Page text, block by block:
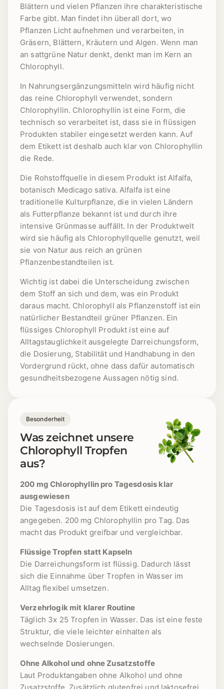
Blättern und vielen Pflanzen ihre charakteristische
Farbe gibt. Man findet ihn überall dort, wo
Pflanzen Licht aufnehmen und verarbeiten, in
Gräsern, Blättern, Kräutern und Algen. Wenn man
an sattgrüne Natur denkt, denkt man im Kern an
Chlorophyll.
In Nahrungsergänzungsmitteln wird häufig nicht
das reine Chlorophyll verwendet, sondern
Chlorophyllin. Chlorophyllin ist eine Form, die
technisch so verarbeitet ist, dass sie in flüssigen
Produkten stabiler eingesetzt werden kann. Auf
dem Etikett ist deshalb auch klar von Chlorophyllin
die Rede.
Die Rohstoffquelle in diesem Produkt ist Alfalfa,
botanisch Medicago sativa. Alfalfa ist eine
traditionelle Kulturpflanze, die in vielen Ländern
als Futterpflanze bekannt ist und durch ihre
intensive Grünmasse auffällt. In der Produktwelt
wird sie häufig als Chlorophyllquelle genutzt, weil
sie von Natur aus reich an grünen
Pflanzenbestandteilen ist.
Wichtig ist dabei die Unterscheidung zwischen
dem Stoff an sich und dem, was ein Produkt
daraus macht. Chlorophyll als Pflanzenstoff ist ein
natürlicher Bestandteil grüner Pflanzen. Ein
flüssiges Chlorophyll Produkt ist eine auf
Alltagstauglichkeit ausgelegte Darreichungsform,
die Dosierung, Stabilität und Handhabung in den
Vordergrund rückt, ohne dass dafür automatisch
gesundheitsbezogene Aussagen nötig sind.
Besonderheit
Was zeichnet unsere
Chlorophyll Tropfen
aus?
200 mg Chlorophyllin pro Tagesdosis klar
ausgewiesen
Die Tagesdosis ist auf dem Etikett eindeutig
angegeben. 200 mg Chlorophyllin pro Tag. Das
macht das Produkt greifbar und vergleichbar.
Flüssige Tropfen statt Kapseln
Die Darreichungsform ist flüssig. Dadurch lässt
sich die Einnahme über Tropfen in Wasser im
Alltag flexibel umsetzen.
Verzehrlogik mit klarer Routine
Täglich 3x 25 Tropfen in Wasser. Das ist eine feste
Struktur, die viele leichter einhalten als
wechselnde Dosierungen.
Ohne Alkohol und ohne Zusatzstoffe
Laut Produktangaben ohne Alkohol und ohne